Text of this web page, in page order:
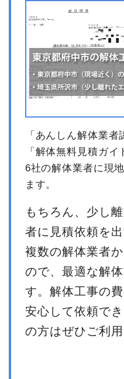
「あんしん解体業
「解体無料見積ガ
6社の解体業者に現
ます。
もちろん、少し
者に見積依頼を
複数の解体業者
ので、最適な解
す。解体工事の
安心して依頼で
の方はぜひご利用